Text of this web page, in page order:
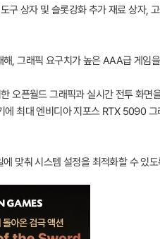
상자 및 슬롯강화 추가 재료 상자,
, 그래픽 요구치가 높은 AAA급 게임
픈월드 그래픽과 실시간 전투 화면
최대 엔비디아 지포스 RTX 5090
맞춰 시스템 설정을 최적화할 수 있